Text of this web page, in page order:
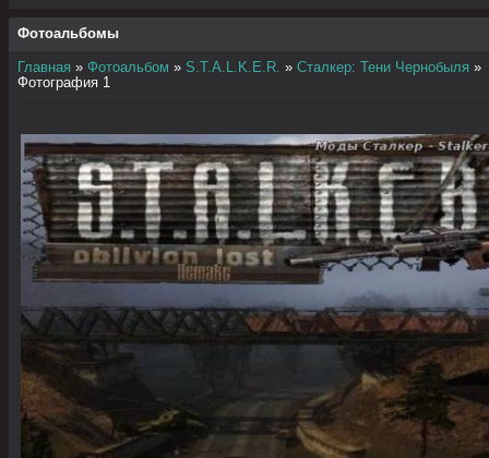
Фотоальбомы
Главная » Фотоальбом » S.T.A.L.K.E.R. » Сталкер: Тени Чернобыля »
Фотография 1